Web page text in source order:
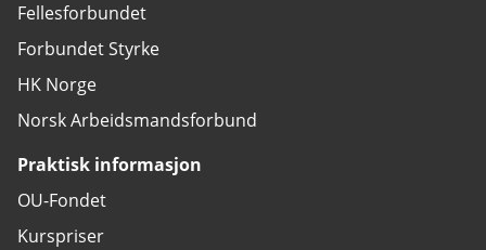
Fellesforbundet
Forbundet Styrke
HK Norge
Norsk Arbeidsmandsforbund
Praktisk informasjon
OU-Fondet
Kurspriser